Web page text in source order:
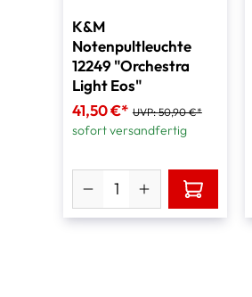
K&M
Notenpultleuchte
12249 "Orchestra
Light Eos"
41,50 €* UVP:50,90 €*
sofort versandfertig